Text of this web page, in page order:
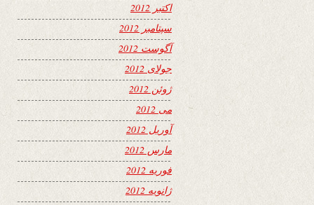
اکتبر 2012
سپتامبر 2012
آگوست 2012
جولای 2012
ژوئن 2012
می 2012
آوریل 2012
مارس 2012
فوریه 2012
ژانویه 2012